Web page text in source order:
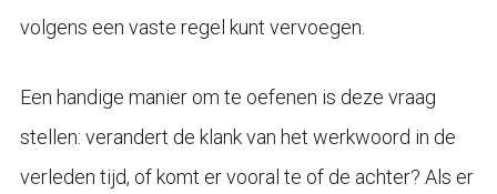
volgens een vaste regel kunt vervoegen.
Een handige manier om te oefenen is deze vraag
stellen: verandert de klank van het werkwoord in de
verleden tijd, of komt er vooral te of de achter? Als er